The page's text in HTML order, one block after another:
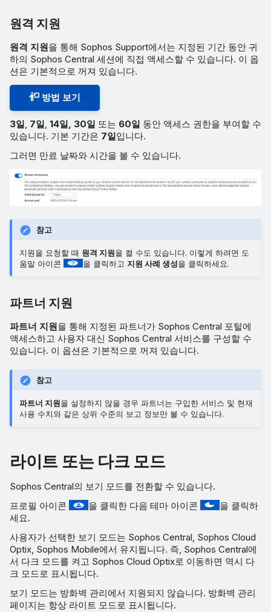
원격 지원
원격 지원을 통해 Sophos Support에서는 지정된 기간 동안 귀
하의 Sophos Central 세션에 직접 액세스할 수 있습니다. 이 옵
션은 기본적으로 꺼져 있습니다.
방법 보기
3일 7일 14일, 30일 또는 60일 동안 액세스 권한을 부여할 수
있습니다. 기본 기간은 7일입니다.
그러면 만료 날짜와 시간을 볼 수 있습니다.
참고
지원을 요청할 때 원격 지원을 켤 수도 있습니다. 이렇게 하려면 도
움말 아이콘
을 클릭하고 지원 사례 생성을 클릭하세요.
파트너 지원
파트너 지원을 통해 지정된 파트너가 Sophos Central 포털에
액세스하고 사용자 대신 Sophos Central 서비스를 구성할 수
있습니다. 이 옵션은 기본적으로 꺼져 있습니다.
참고
파트너 지원을 설정하지 않을 경우 파트너는 구입한 서비스 및 현재
사용 수치와 같은 상위 수준의 보고 정보만 볼 수 있습니다.
라이트 또는 다크 모드
Sophos Central의 보기 모드를 전환할 수 있습니다.
프로필 아이콘
을 클릭한 다음 테마 아이콘
을 클릭하
세요.
사용자가 선택한 보기 모드는 Sophos Central, Sophos Cloud
Optix, Sophos Mobile에서 유지됩니다. 즉, Sophos Central에
서 다크 모드를 켜고 Sophos Cloud Optix로 이동하면 역시 다
크 모드로 표시됩니다.
보기 모드는 방화벽 관리에서 지원되지 않습니다. 방화벽 관리
페이지는 항상 라이트 모드로 표시됩니다.